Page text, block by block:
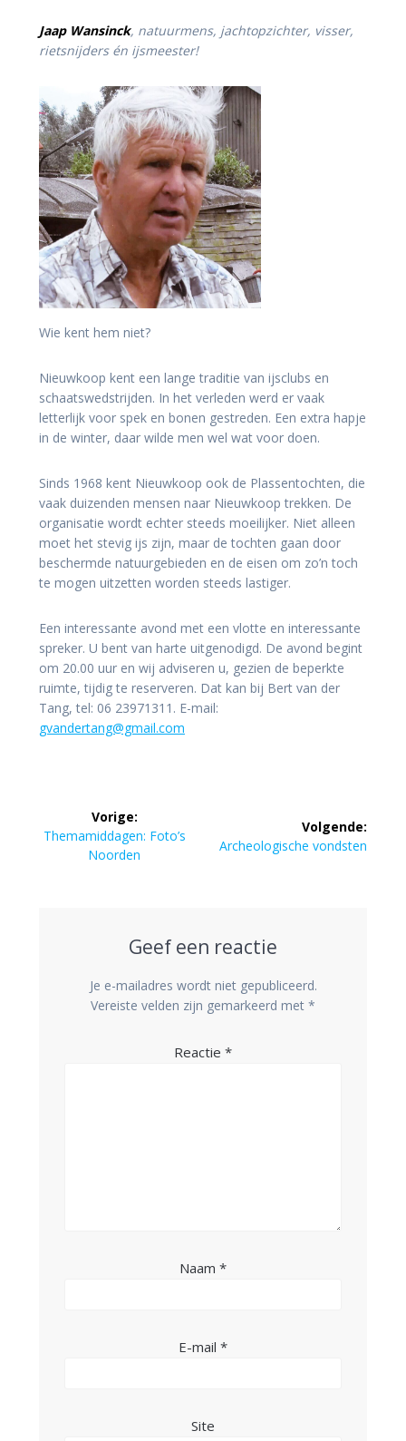
Jaap Wansinck, natuurmens, jachtopzichter, visser,
rietsnijders én ijsmeester!
Wie kent hem niet?
Nieuwkoop kent een lange traditie van ijsclubs en
schaatswedstrijden. In het verleden werd er vaak
letterlijk voor spek en bonen gestreden. Een extra hapje
in de winter, daar wilde men wel wat voor doen.
Sinds 1968 kent Nieuwkoop ook de Plassentochten, die
vaak duizenden mensen naar Nieuwkoop trekken. De
organisatie wordt echter steeds moeilijker. Niet alleen
moet het stevig ijs zijn, maar de tochten gaan door
beschermde natuurgebieden en de eisen om zo’n toch
te mogen uitzetten worden steeds lastiger.
Een interessante avond met een vlotte en interessante
spreker. U bent van harte uitgenodigd. De avond begint
om 20.00 uur en wij adviseren u, gezien de beperkte
ruimte, tijdig te reserveren. Dat kan bij Bert van der
Tang, tel: 06 23971311. E-mail:
gvandertang@gmail.com
Bericht
navigatie
Vorige:
Vorig
Themamiddagen: Foto’s
Noorden
Volgende:
Volgend
Archeologische vondsten
Geef een reactie
Je e-mailadres wordt niet gepubliceerd.
Vereiste velden zijn gemarkeerd met *
Reactie *
Naam *
E-mail *
Site